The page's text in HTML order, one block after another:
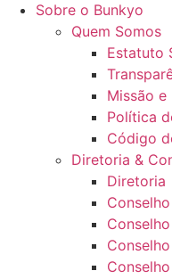
Sobre o Bunkyo
Quem Somos
Estatuto
Missão
Política
Código
Diretoria &
Diretoria